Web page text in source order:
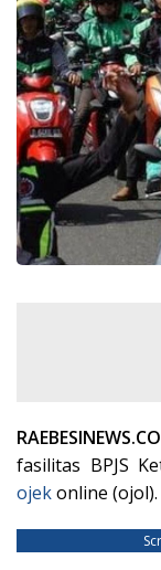
fasilitas BPJS
ojekonline (ojol).